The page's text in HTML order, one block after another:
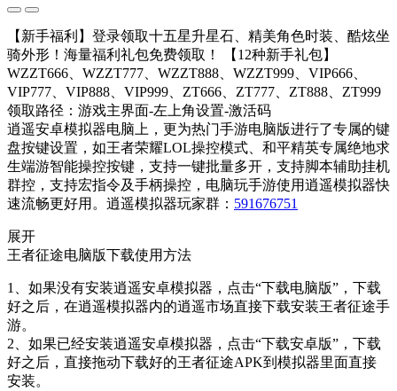
【新手福利】登录领取十五星升星石、精美角色时装、酷炫坐
骑外形！海量福利礼包免费领取！ 【12种新手礼包】
WZZT666、WZZT777、WZZT888、WZZT999、VIP666、
VIP777、VIP888、VIP999、ZT666、ZT777、ZT888、ZT999
领取路径：游戏主界面-左上角设置-激活码
逍遥安卓模拟器电脑上，更为热门手游电脑版进行了专属的键
盘按键设置，如王者荣耀LOL操控模式、和平精英专属绝地求
生端游智能操控按键，支持一键批量多开，支持脚本辅助挂机
群控，支持宏指令及手柄操控，电脑玩手游使用逍遥模拟器快
速流畅更好用。逍遥模拟器玩家群： 591676751
展开
王者征途电脑版下载使用方法
1、如果没有安装逍遥安卓模拟器，点击“下载电脑版”，下载
好之后，在逍遥模拟器内的逍遥市场直接下载安装王者征途手
游。
2、如果已经安装逍遥安卓模拟器，点击“下载安卓版”，下载
好之后，直接拖动下载好的王者征途APK到模拟器里面直接
安装。